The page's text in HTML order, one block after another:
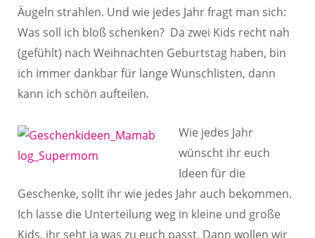
Äugeln strahlen. Und wie jedes Jahr fragt man sich:
Was soll ich bloß schenken? Da zwei Kids recht nah
(gefühlt) nach Weihnachten Geburtstag haben, bin
ich immer dankbar für lange Wunschlisten, dann
kann ich schön aufteilen.
Wie jedes Jahr
wünscht ihr euch
Ideen für die
Geschenke, sollt ihr wie jedes Jahr auch bekommen.
Ich lasse die Unterteilung weg in kleine und große
Kids, ihr seht ja was zu euch passt. Dann wollen wir